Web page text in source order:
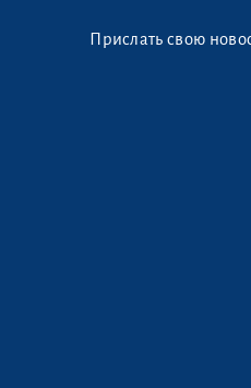
Прислать свою